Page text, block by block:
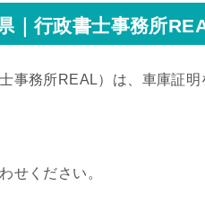
｜行政書士事務所
事務所REAL） は、車庫証
せください。